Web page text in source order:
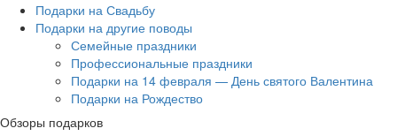
Подарки на Свадьбу
Подарки на другие поводы
Семейные праздники
Профессиональные праздники
Подарки на 14 февраля — День святого Валентина
Подарки на Рождество
Обзоры подарков